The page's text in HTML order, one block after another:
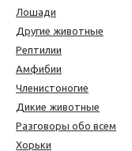
Лошади
Другие животные
Рептилии
Амфибии
Членистоногие
Дикие животные
Разговоры обо всем
Хорьки